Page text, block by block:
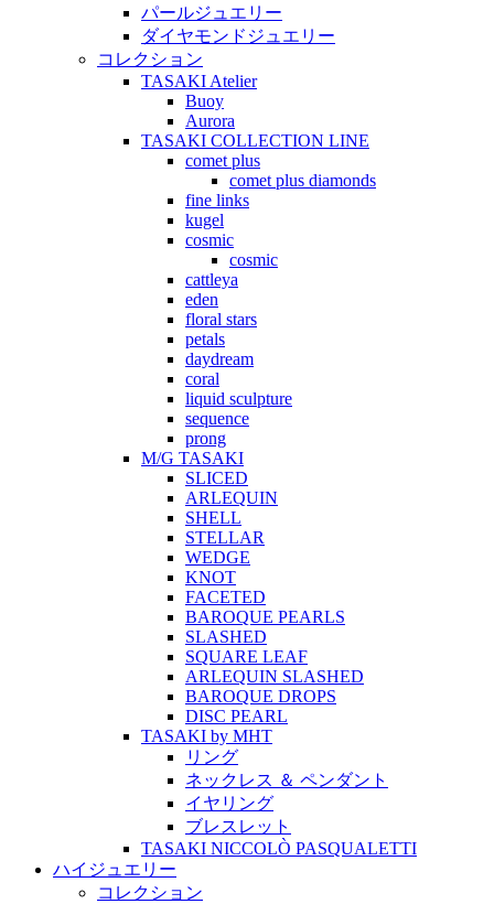
パールジュエリー
ダイヤモンドジュエリー
コレクション
TASAKI Atelier
Buoy
Aurora
TASAKI COLLECTION LINE
comet plus
comet plus diamonds
fine links
kugel
cosmic
cosmic
cattleya
eden
floral stars
petals
daydream
coral
liquid sculpture
sequence
prong
M/G TASAKI
SLICED
ARLEQUIN
SHELL
STELLAR
WEDGE
KNOT
FACETED
BAROQUE PEARLS
SLASHED
SQUARE LEAF
ARLEQUIN SLASHED
BAROQUE DROPS
DISC PEARL
TASAKI by MHT
リング
ネックレス ＆ ペンダント
イヤリング
ブレスレット
TASAKI NICCOLÒ PASQUALETTI
ハイジュエリー
コレクション